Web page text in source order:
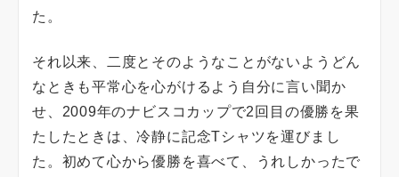
た。
それ以来、二度とそのようなことがないようどん
なときも平常心を心がけるよう自分に言い聞か
せ、2009年のナビスコカップで2回目の優勝を果
たしたときは、冷静に記念Tシャツを運びまし
た。初めて心から優勝を喜べて、うれしかったで